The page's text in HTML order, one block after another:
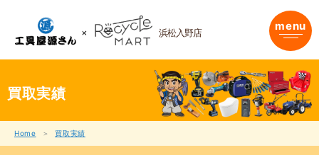
キ
プ
浜松入野店 menu
買取実績
Home 買取実績